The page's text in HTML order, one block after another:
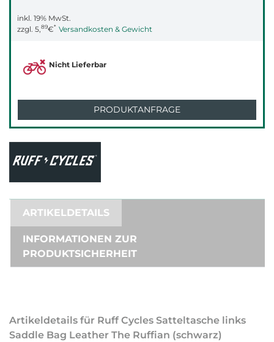
inkl. 19% MwSt.
zzgl. 5,89€* Versandkosten & Gewicht
Nicht Lieferbar
PRODUKTANFRAGE
ARTIKELDETAILS
INFORMATIONEN ZUR
PRODUKTSICHERHEIT
Artikeldetails für Ruff Cycles Satteltasche links
Saddle Bag Leather The Ruffian (schwarz)